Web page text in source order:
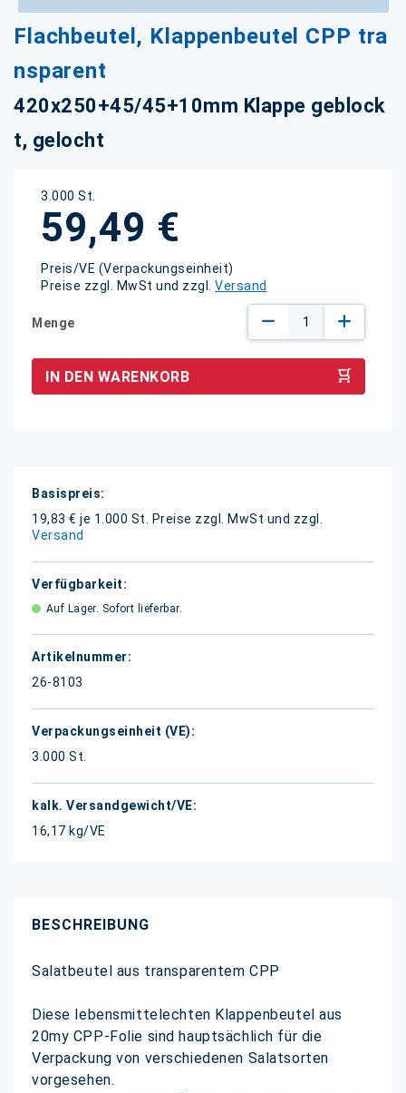
Flachbeutel, Klappenbeutel CPP tra
nsparent
420x250+45/45+10mm Klappe geblock
t, gelocht
3.000 St.
59,49 €
Preis/VE (Verpackungseinheit)
Preise zzgl. MwSt und zzgl. Versand
Menge
IN DEN WARENKORB
Weitere
Informationen
19,83 € je 1.000 St.
Preise zzgl. MwSt und zzgl.
Versand
Auf Lager. Sofort lieferbar.
26-8103
3.000 St.
16,17 kg/VE
Zum
Anfang
Bildgalerie
springen
BESCHREIBUNG
Salatbeutel aus transparentem CPP
Diese lebensmittelechten Klappenbeutel aus
20my CPP-Folie sind hauptsächlich für die
Verpackung von verschiedenen Salatsorten
vorgesehen.